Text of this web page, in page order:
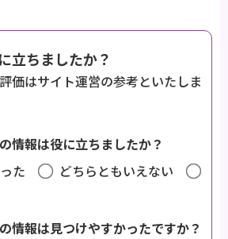
立ちましたか？
価はサイト運営の参考といたしま
情報は役に立ちましたか？
た
どちらともいえない
情報は見つけやすかったですか？